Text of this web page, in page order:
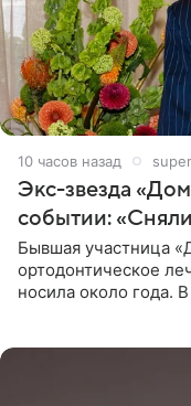
10 часов назад
Экс-звезда
событии:
Бывшая участница
ортодонтическое
носила около года.